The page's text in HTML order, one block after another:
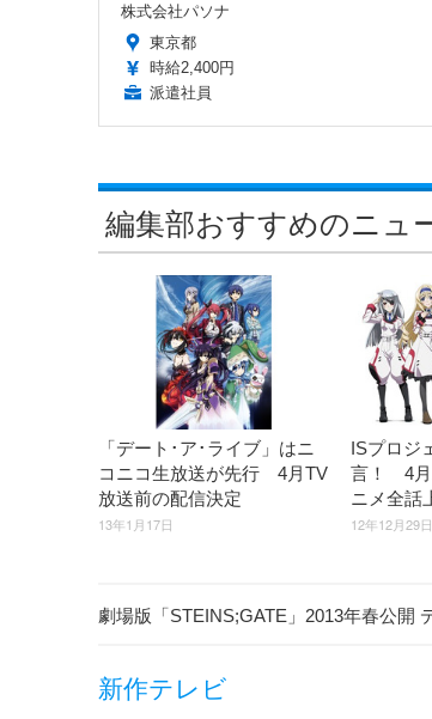
株式会社パソナ
東京都
時給2,400円
派遣社員
編集部おすすめのニュ
「デート･ア･ライブ」はニ
コニコ生放送が先行 4月TV
放送前の配信決定
13年1月17日
ISプロジ
言！ 4月
ニメ全話
12年12月29日
劇場版「STEINS;GATE」2013年春公開
新作テレビ